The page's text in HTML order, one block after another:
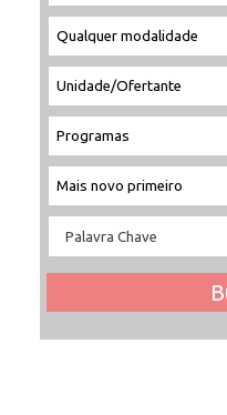
INSCRIÇÃO E SELEÇÃO
CONTATO